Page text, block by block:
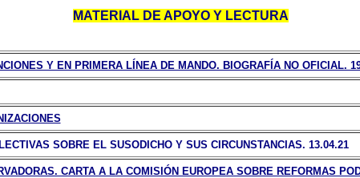
MATERIAL DE APOYO Y LECTURA
Y EN PRIMERA LÍNEA DE MANDO. BIOGRAFÍA NO OFICIAL.
SOBRE EL SUSODICHO Y SUS CIRCUNSTANCIAS. 13.04.21
CARTA A LA COMISIÓN EUROPEA SOBRE REFORMAS